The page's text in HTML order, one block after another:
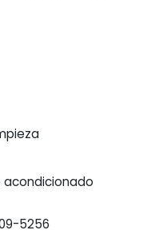
acondicionado
5256